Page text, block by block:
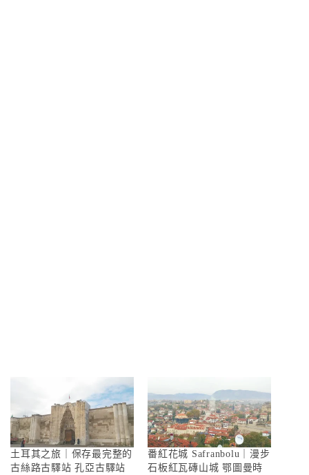
土耳其之旅｜保存最完整的
古絲路古驛站 孔亞古驛站
番紅花城 Safranbolu｜漫步
石板紅瓦磚山城 鄂圖曼時